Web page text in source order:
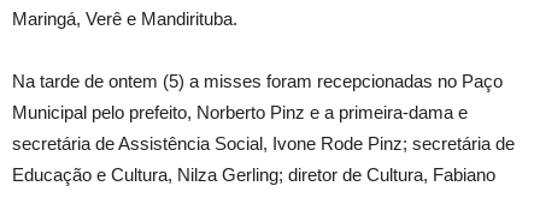
Maringá, Verê e Mandirituba.
Na tarde de ontem (5) a misses foram recepcionadas no Paço
Municipal pelo prefeito, Norberto Pinz e a primeira-dama e
secretária de Assistência Social, Ivone Rode Pinz; secretária de
Educação e Cultura, Nilza Gerling; diretor de Cultura, Fabiano